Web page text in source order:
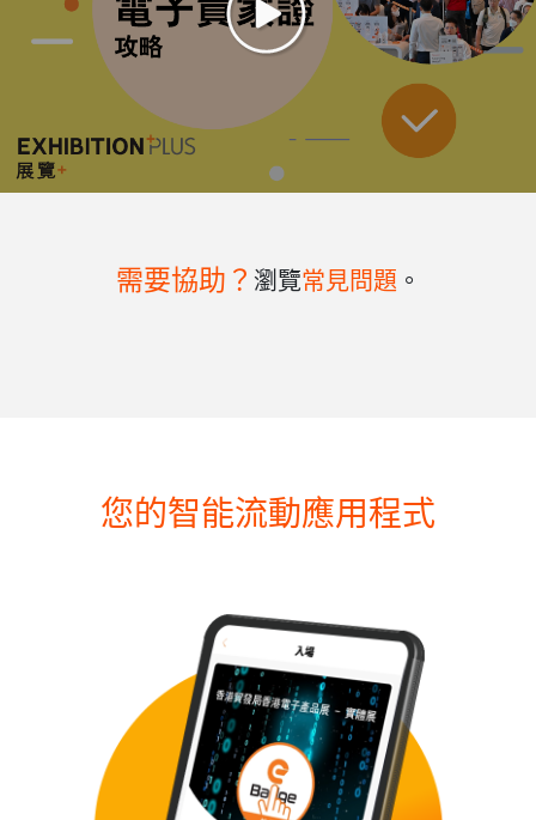
需要協助？ 瀏覽常見問題 。
您的智能流動應用程式